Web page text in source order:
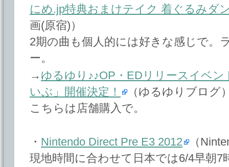
にめ.jp特典おまけテイク 着ぐるみダ
画(原宿)）
2期の曲も個人的には好きな感じで。
ー。
→ ゆるゆり♪♪OP・EDリリースイベ
いぶ」開催決定！
（ゆるゆりブログ
こちらは店舗購入で。
・ Nintendo Direct Pre E3 2012
（
現地時間に合わせて日本では6/4早朝7